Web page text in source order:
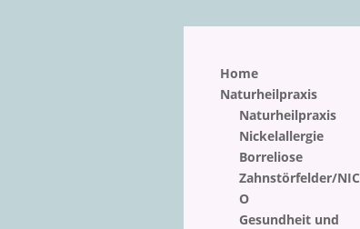
Home
Naturheilpraxis
Naturheilpraxis
Nickelallergie
Borreliose
Zahnstörfelder/NIC
O
Gesundheit und